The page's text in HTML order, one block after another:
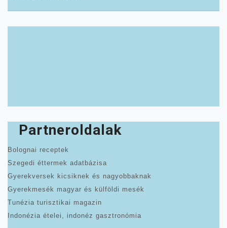
Partneroldalak
Bolognai receptek
Szegedi éttermek adatbázisa
Gyerekversek kicsiknek és nagyobbaknak
Gyerekmesék magyar és külföldi mesék
Tunézia turisztikai magazin
Indonézia ételei, indonéz gasztronómia